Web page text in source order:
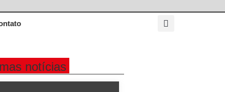
notícias